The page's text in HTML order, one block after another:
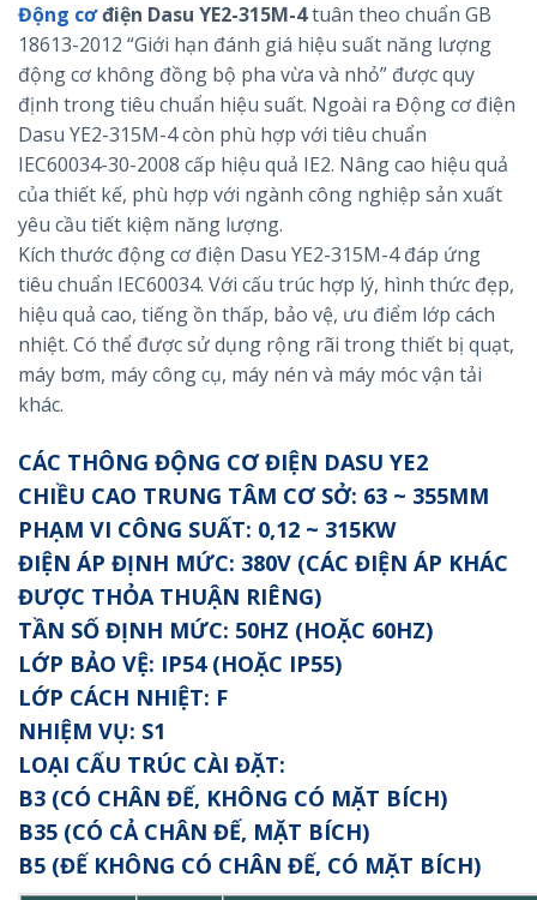
Động cơđiện Dasu YE2-315M-4tuân theo chuẩn GB
18613-2012 “Giới hạn đánh giá hiệu suất năng lượng
động cơ không đồng bộ pha vừa và nhỏ” được quy
định trong tiêu chuẩn hiệu suất. Ngoài ra Động cơ điện
Dasu YE2-315M-4 còn phù hợp với tiêu chuẩn
IEC60034-30-2008 cấp hiệu quả IE2. Nâng cao hiệu quả
của thiết kế, phù hợp với ngành công nghiệp sản xuất
yêu cầu tiết kiệm năng lượng.
Kích thước động cơ điện Dasu YE2-315M-4 đáp ứng
tiêu chuẩn IEC60034. Với cấu trúc hợp lý, hình thức đẹp,
hiệu quả cao, tiếng ồn thấp, bảo vệ, ưu điểm lớp cách
nhiệt. Có thể được sử dụng rộng rãi trong thiết bị quạt,
máy bơm, máy công cụ, máy nén và máy móc vận tải
khác.
CÁC THÔNG ĐỘNG CƠ ĐIỆN DASU YE2
CHIỀU CAO TRUNG TÂM CƠ SỞ: 63 ~ 355MM
PHẠM VI CÔNG SUẤT: 0,12 ~ 315KW
ĐIỆN ÁP ĐỊNH MỨC: 380V (CÁC ĐIỆN ÁP KHÁC
ĐƯỢC THỎA THUẬN RIÊNG)
TẦN SỐ ĐỊNH MỨC: 50HZ (HOẶC 60HZ)
LỚP BẢO VỆ: IP54 (HOẶC IP55)
LỚP CÁCH NHIỆT: F
NHIỆM VỤ: S1
LOẠI CẤU TRÚC CÀI ĐẶT:
B3 (CÓ CHÂN ĐẾ, KHÔNG CÓ MẶT BÍCH)
B35 (CÓ CẢ CHÂN ĐẾ, MẶT BÍCH)
B5 (ĐẾ KHÔNG CÓ CHÂN ĐẾ, CÓ MẶT BÍCH)